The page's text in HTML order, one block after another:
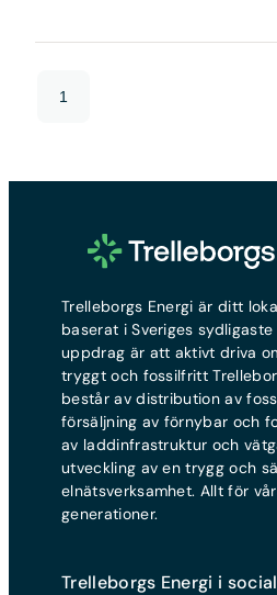
1
Trelleborgs Energi är ditt
baserat i Sveriges sydligaste
uppdrag är att aktivt driva
tryggt och fossilfritt
består av distribution av
försäljning av förnybar och
av laddinfrastruktur och
utveckling av en trygg och
elnätsverksamhet. Allt för
generationer.
Trelleborgs Energi i